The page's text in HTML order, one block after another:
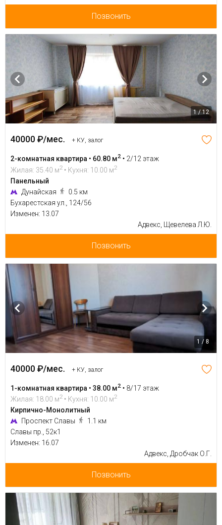
Позвонить
1 / 12
40000 ₽/мес. + КУ, залог
2-комнатная квартира • 60.80 м2 • 2/12 этаж
Жилая: 35.40 м2 • Кухня: 10.00 м2
Панельный
Дунайская
0.5 км
Бухарестская ул., 124/56
Изменен: 13.07
Адвекс, Щевелева Л.Ю.
Позвонить
1 / 8
40000 ₽/мес. + КУ, залог
1-комнатная квартира • 38.00 м2 • 8/17 этаж
Жилая: 18.00 м2 • Кухня: 10.00 м2
Кирпично-Монолитный
Проспект Славы
1.1 км
Славы пр., 52к1
Изменен: 16.07
Адвекс, Дробчак О.Г.
Позвонить